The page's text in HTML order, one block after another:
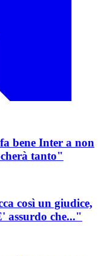
bene Inter a non
tanto"
così un giudice,
assurdo che..."